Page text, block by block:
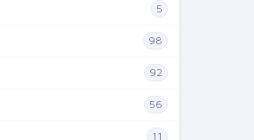
5
98
92
56
11